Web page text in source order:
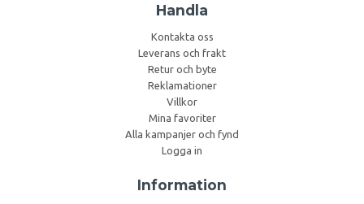
Handla
Kontakta oss
Leverans och frakt
Retur och byte
Reklamationer
Villkor
Mina favoriter
Alla kampanjer och fynd
Logga in
Information